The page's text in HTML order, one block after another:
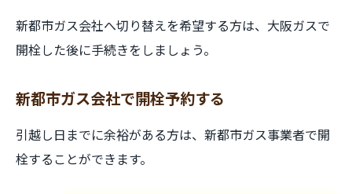
新都市ガス会社へ切り替えを希望する方は、大阪ガスで
開栓した後に手続きをしましょう。
新都市ガス会社で開栓予約する
引越し日までに余裕がある方は、新都市ガス事業者で開
栓することができます。